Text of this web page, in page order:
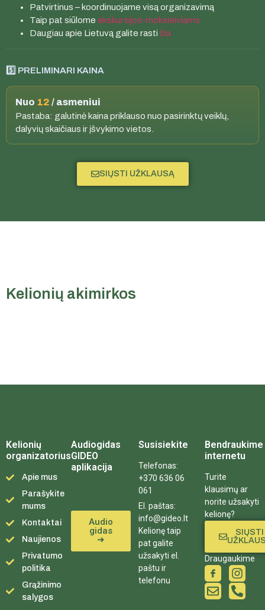
Patvirtinus – koordinuojame visą organizavimą
Taip pat siūlome ekskursijos-moksleiviams
Daugiau apie Lietuvą galite rasti čia
5️⃣ PRELIMINARI KAINA
Nuo 12 / asmeniui
Pastaba: galutinė kaina priklauso nuo pasirinktų veiklų,
dalyvių skaičiaus ir įšvykimo vietos.
SIŲSTI UŽKLAUSĄ
Kelionių akimirkos
Kelionių
organizatorius
Apie mus
Parašykite
mums
Kontaktai
Naujienos
Privatumo
politika
Grąžinimo
salygos
Audiogidas
GIDEO
aplikacija
Audio
gidas
➜
Susisiekite
Telefonas:
+370 636 06
061
El. paštas:
info@gideo.lt
Kelionę taip
pat galite
užsakyti el.
paštu ir
telefonu
Bendraukime
internetu
Turite
klausimų ar
norite užsakyti
kelionę?
SIŲSTI
Draugaukime